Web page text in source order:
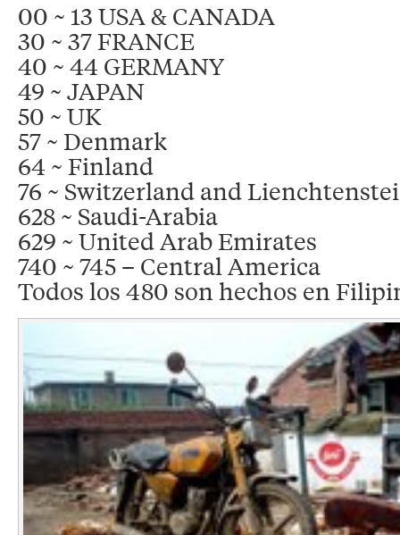
00 ~ 13 USA & CANADA
30 ~ 37 FRANCE
40 ~ 44 GERMANY
49 ~ JAPAN
50 ~ UK
57 ~ Denmark
64 ~ Finland
76 ~ Switzerland and
628 ~ Saudi-Arabia
629 ~ United Arab Emirates
740 ~ 745 – Central America
Todos los 480 son hechos en